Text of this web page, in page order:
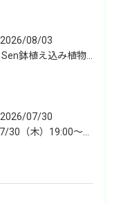
2026/08/03
2026/07/30